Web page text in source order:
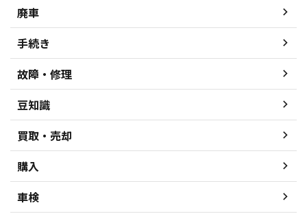
廃車
手続き
故障・修理
豆知識
買取・売却
購入
車検